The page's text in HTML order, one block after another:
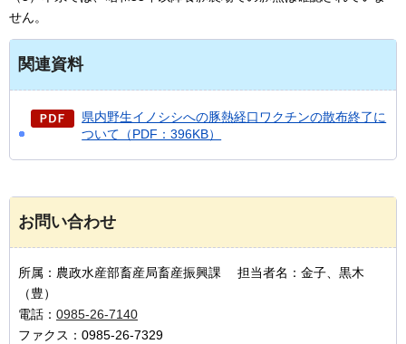
せん。
関連資料
県内野生イノシシへの豚熱経口ワクチンの散布終了に
ついて（PDF：396KB）
お問い合わせ
所属：農政水産部畜産局畜産振興課 担当者名：金子、黒木
（豊）
電話： 0985-26-7140
ファクス：0985-26-7329